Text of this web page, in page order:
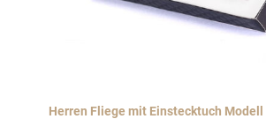
Herren Fliege mit Einstecktuch